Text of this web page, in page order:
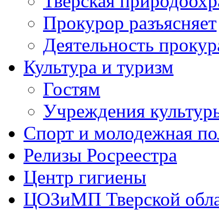
Прокурор разъясняет
Деятельность
Культура и туризм
Гостям
Учреждения
Спорт и молодежная
Релизы Росреестра
Центр гигиены
ЦОЗиМП Тверской